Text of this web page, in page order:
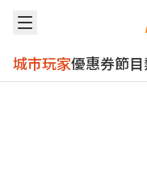
城市玩家優惠券節目